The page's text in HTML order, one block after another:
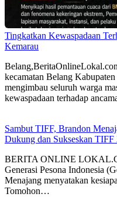
Tingkatkan Kewaspadaan
Kemarau
kecamatan Belang
mengimbau seluruh warga
kewaspadaan terhadap
Sambut TIFF, Brandon
Dukung dan Sukseskan TIFF
BERITA ONLINE
Generasi Pesona Indonesia
Menajang menyatakan
Tomohon…